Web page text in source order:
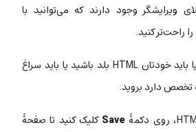
ویرایشگر وجود دارند که می‌توانید با
راحت‌تر کنید.
توجه داشته باشید که یا باید خودتان HTML بلد باشید یا باید سراغ
تخصص دارد بروید.
Save کلیک کنید تا صفحۀ